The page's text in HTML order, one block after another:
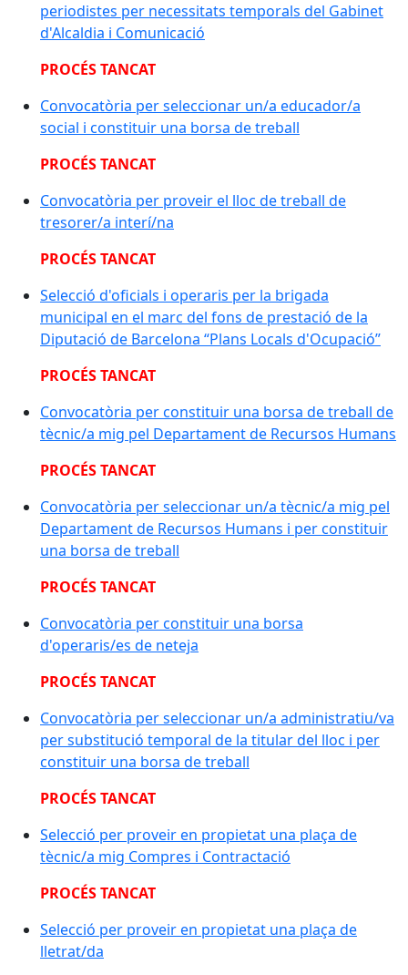
periodistes per necessitats temporals del Gabinet
d'Alcaldia i Comunicació
PROCÉS TANCAT
Convocatòria per seleccionar un/a educador/a
social i constituir una borsa de treball
PROCÉS TANCAT
Convocatòria per proveir el lloc de treball de
tresorer/a interí/na
PROCÉS TANCAT
Selecció d'oficials i operaris per la brigada
municipal en el marc del fons de prestació de la
Diputació de Barcelona “Plans Locals d'Ocupació”
PROCÉS TANCAT
Convocatòria per constituir una borsa de treball de
tècnic/a mig pel Departament de Recursos Humans
PROCÉS TANCAT
Convocatòria per seleccionar un/a tècnic/a mig pel
Departament de Recursos Humans i per constituir
una borsa de treball
PROCÉS TANCAT
Convocatòria per constituir una borsa
d'operaris/es de neteja
PROCÉS TANCAT
Convocatòria per seleccionar un/a administratiu/va
per substitució temporal de la titular del lloc i per
constituir una borsa de treball
PROCÉS TANCAT
Selecció per proveir en propietat una plaça de
tècnic/a mig Compres i Contractació
PROCÉS TANCAT
Selecció per proveir en propietat una plaça de
lletrat/da